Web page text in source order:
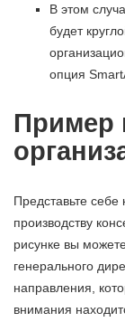
В этом
будет
опция
Пример
Представьте
производству
рисунке вы
генерального
направления,
внимания